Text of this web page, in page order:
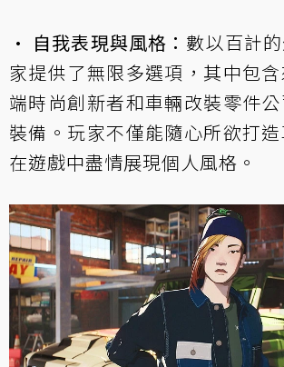
• 自我表現與風格： 數以百計
家提供了無限多選項，其中包
端時尚創新者和車輛改裝零件
裝備。玩家不僅能隨心所欲打
在遊戲中盡情展現個人風格。